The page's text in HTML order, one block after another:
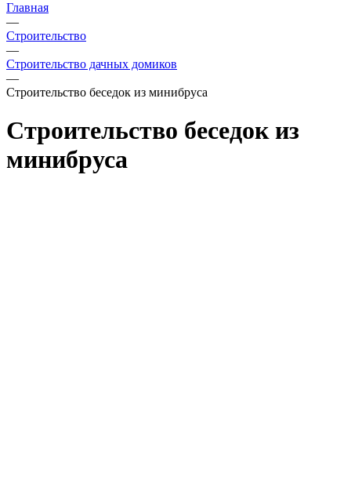
Главная
—
Строительство
—
Строительство дачных домиков
—
Строительство беседок из минибруса
Строительство беседок из
минибруса